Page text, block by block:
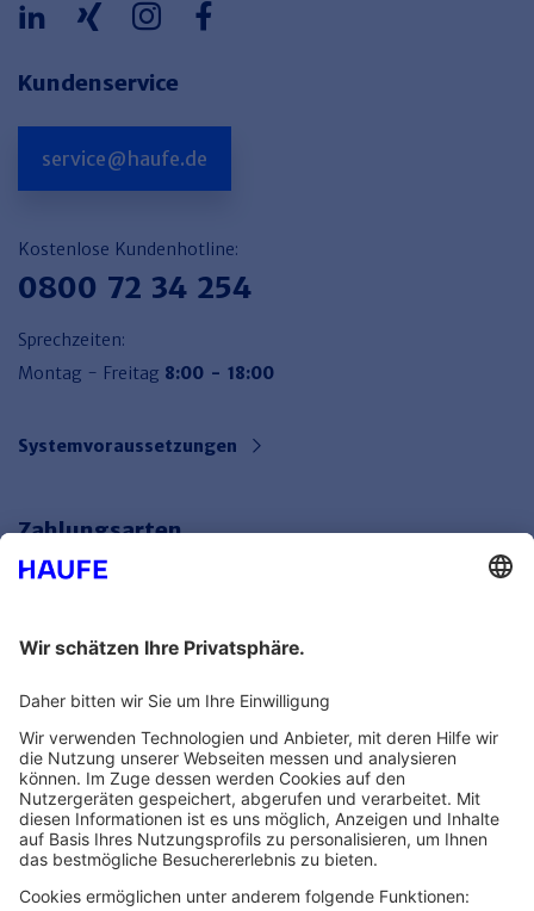
Kundenservice
service@haufe.de
Kostenlose Kundenhotline:
0800 72 34 254
Sprechzeiten:
Montag - Freitag 8:00 - 18:00
Systemvoraussetzungen
Zahlungsarten